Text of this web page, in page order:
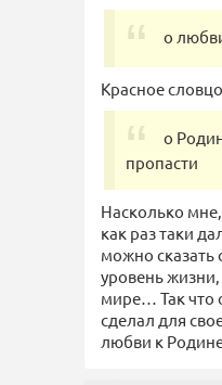
о
Красное
о
пропасти
Насколько
как раз таки
можно сказать
уровень
мире… Так что
сделал для
любви к